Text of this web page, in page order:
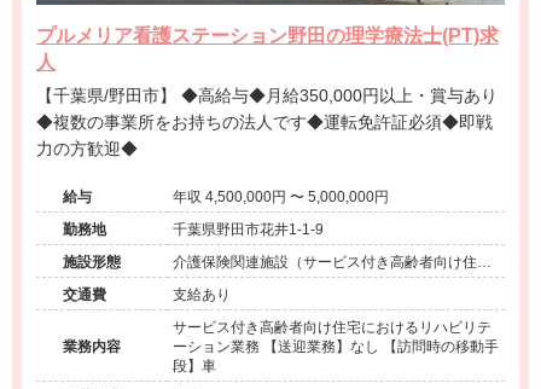
プルメリア看護ステーション野田の理学療法士(PT)求
人
【千葉県/野田市】 ◆高給与◆月給350,000円以上・賞与あり
◆複数の事業所をお持ちの法人です◆運転免許証必須◆即戦
力の方歓迎◆
給与
年収 4,500,000円 〜 5,000,000円
勤務地
千葉県野田市花井1-1-9
施設形態
介護保険関連施設（サービス付き高齢者向け住宅/
訪問看護・リハ）
交通費 支給あり
業務内容
サービス付き高齢者向け住宅におけるリハビリテ
ーション業務 【送迎業務】なし 【訪問時の移動手
段】車